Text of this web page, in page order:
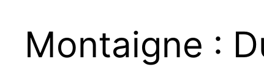
Montaigne :